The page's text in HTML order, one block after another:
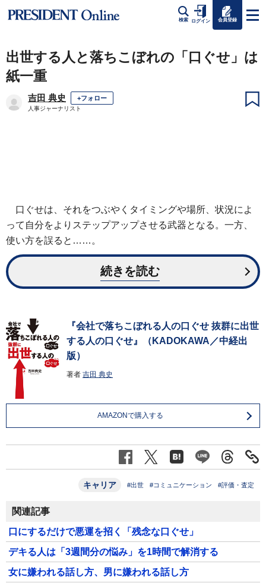
検索 ログイン 会員登録
出世する人と落ちこぼれの「口ぐせ」は
紙一重
吉田 典史 +フォロー
人事ジャーナリスト
口ぐせは、それをつぶやくタイミングや場所、状況によ
って自分をよりステップアップさせる武器となる。一方、
使い方を誤ると……。
続きを読む
『会社で落ちこぼれる人の口ぐせ 抜群に出世
する人の口ぐせ』（KADOKAWA／中経出
版）
著者 吉田 典史
AMAZONで購入する
キャリア #出世 #コミュニケーション #評価・査定
関連記事
口にするだけで悪運を招く「残念な口ぐせ」
デキる人は「3週間分の悩み」を1時間で解消する
女に嫌われる話し方、男に嫌われる話し方